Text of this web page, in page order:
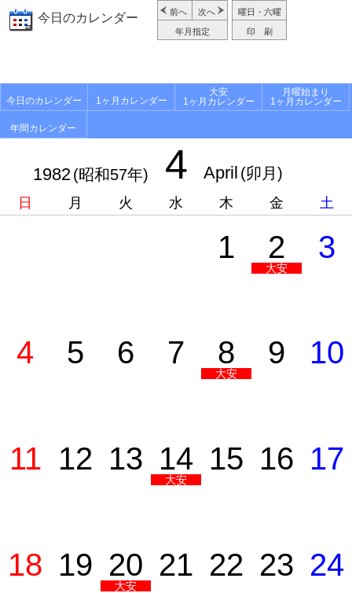
今日のカレンダー 前へ 次へ
年月指定
曜日・六曜
印 刷
今日のカレンダー 1ヶ月カレンダー
大安
1ヶ月カレンダー
月曜始まり
1ヶ月カレンダー
年間カレンダー
1982(昭和57年) 4 April (卯月)
日 月 火 水 木 金 土
1 2
大安
3
4 5 6 7 8
大安
9 10
11 12 13 14
大安
15 16 17
18 19 20
大安
21 22 23 24